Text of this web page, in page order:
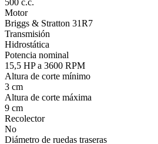
500 c.c.
Motor
Briggs & Stratton 31R7
Transmisión
Hidrostática
Potencia nominal
15,5 HP a 3600 RPM
Altura de corte mínimo
3 cm
Altura de corte máxima
9 cm
Recolector
No
Diámetro de ruedas traseras